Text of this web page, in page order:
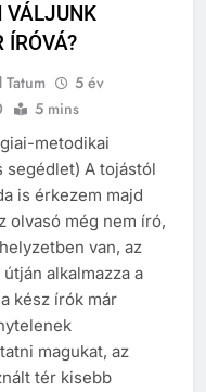
VÁLJUNK
ÍRÓVÁ?
5 év
5 mins
metodikai
segédlet) A tojástól
is érkezem majd
olvasó még nem író,
van, az
alkalmazza a
kész írók már
magukat, az
tér kisebb